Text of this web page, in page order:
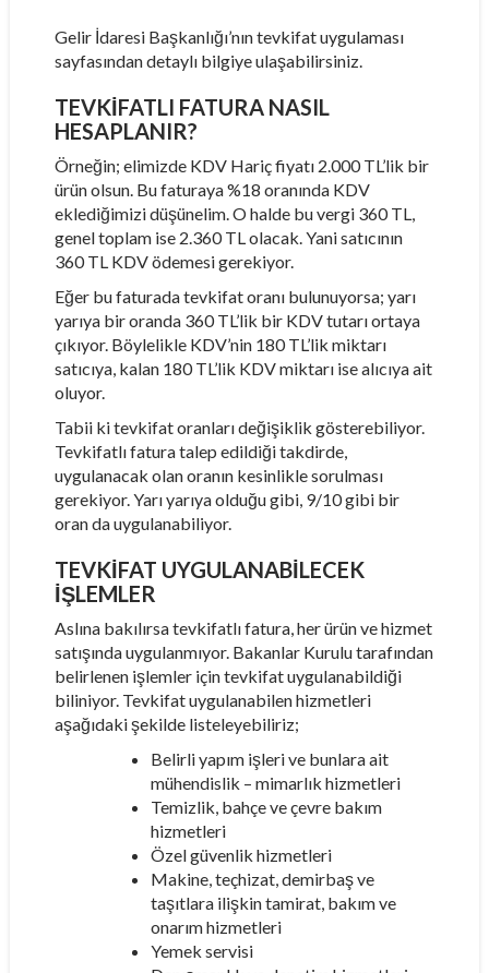
Gelir İdaresi Başkanlığı’nın tevkifat uygulaması
sayfasından detaylı bilgiye ulaşabilirsiniz.
TEVKİFATLI FATURA NASIL
HESAPLANIR?
Örneğin; elimizde KDV Hariç fiyatı 2.000 TL’lik bir
ürün olsun. Bu faturaya %18 oranında KDV
eklediğimizi düşünelim. O halde bu vergi 360 TL,
genel toplam ise 2.360 TL olacak. Yani satıcının
360 TL KDV ödemesi gerekiyor.
Eğer bu faturada tevkifat oranı bulunuyorsa; yarı
yarıya bir oranda 360 TL’lik bir KDV tutarı ortaya
çıkıyor. Böylelikle KDV’nin 180 TL’lik miktarı
satıcıya, kalan 180 TL’lik KDV miktarı ise alıcıya ait
oluyor.
Tabii ki tevkifat oranları değişiklik gösterebiliyor.
Tevkifatlı fatura talep edildiği takdirde,
uygulanacak olan oranın kesinlikle sorulması
gerekiyor. Yarı yarıya olduğu gibi, 9/10 gibi bir
oran da uygulanabiliyor.
TEVKİFAT UYGULANABİLECEK
İŞLEMLER
Aslına bakılırsa tevkifatlı fatura, her ürün ve hizmet
satışında uygulanmıyor. Bakanlar Kurulu tarafından
belirlenen işlemler için tevkifat uygulanabildiği
biliniyor. Tevkifat uygulanabilen hizmetleri
aşağıdaki şekilde listeleyebiliriz;
Belirli yapım işleri ve bunlara ait
mühendislik – mimarlık hizmetleri
Temizlik, bahçe ve çevre bakım
hizmetleri
Özel güvenlik hizmetleri
Makine, teçhizat, demirbaş ve
taşıtlara ilişkin tamirat, bakım ve
onarım hizmetleri
Yemek servisi